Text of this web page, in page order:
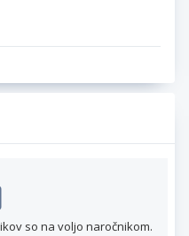
so na voljo naročnikom.